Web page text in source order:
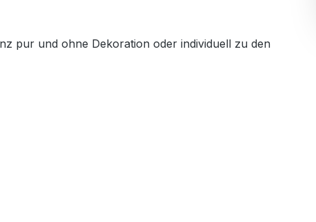
pur und ohne Dekoration oder individuell zu den